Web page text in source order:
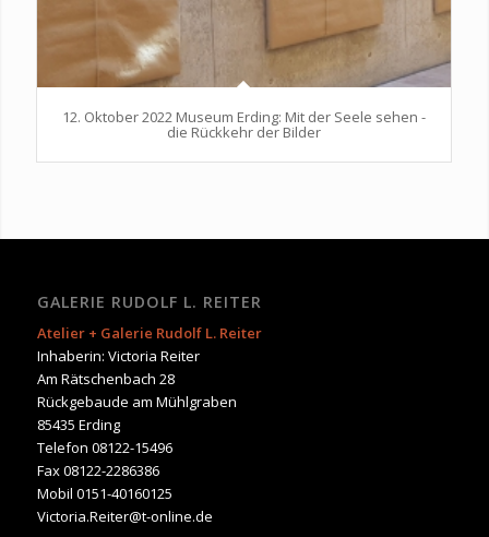
12. Oktober 2022 Museum Erding: Mit der Seele sehen -
die Rückkehr der Bilder
GALERIE RUDOLF L. REITER
Atelier + Galerie Rudolf L. Reiter
Inhaberin: Victoria Reiter
Am Rätschenbach 28
Rückgebaude am Mühlgraben
85435 Erding
Telefon 08122-15496
Fax 08122-2286386
Mobil 0151-40160125
Victoria.Reiter@t-online.de